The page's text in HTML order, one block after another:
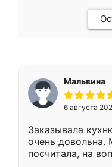
Мальвина
6 августа
Заказывала
очень
посчитала, на